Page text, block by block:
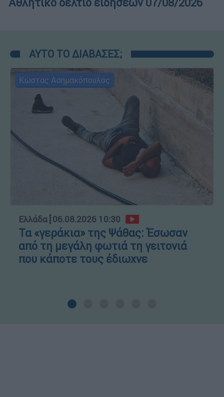
ΑΥΤΟ ΤΟ ΔΙΑΒΑΣΕΣ;
Κώστας Ασημακόπουλος
Ελλάδα┋06.08.2026 10:30
Τα «γεράκια» της Ψάθας: Έσωσαν
από τη μεγάλη φωτιά τη γειτονιά
που κάποτε τους έδιωχνε